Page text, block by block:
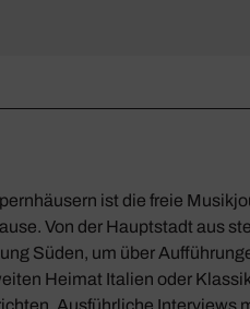
ist die freie
Von der Hauptstadt aus
Süden, um über
Heimat Italien oder
Ausführliche Interviews